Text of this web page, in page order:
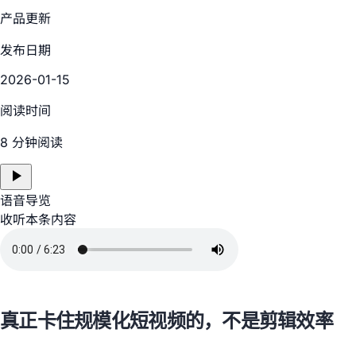
产品更新
发布日期
2026-01-15
阅读时间
8 分钟阅读
语音导览
收听本条内容
真正卡住规模化短视频的，不是剪辑效率